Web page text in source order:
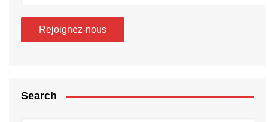
Search